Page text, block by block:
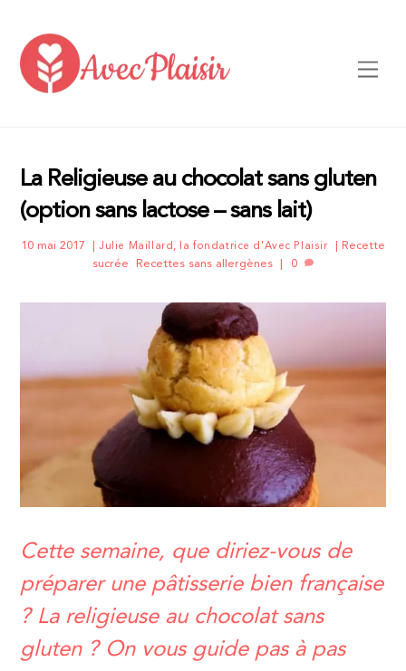
content
La Religieuse au chocolat sans gluten
(option sans lactose – sans lait)
10 mai 2017 Julie Maillard, la fondatrice d'Avec Plaisir
Recette
sucrée
Recettes sans allergènes 0
Cette semaine, que diriez-vous de
préparer une pâtisserie bien française
? La religieuse au chocolat sans
gluten ? On vous guide pas à pas